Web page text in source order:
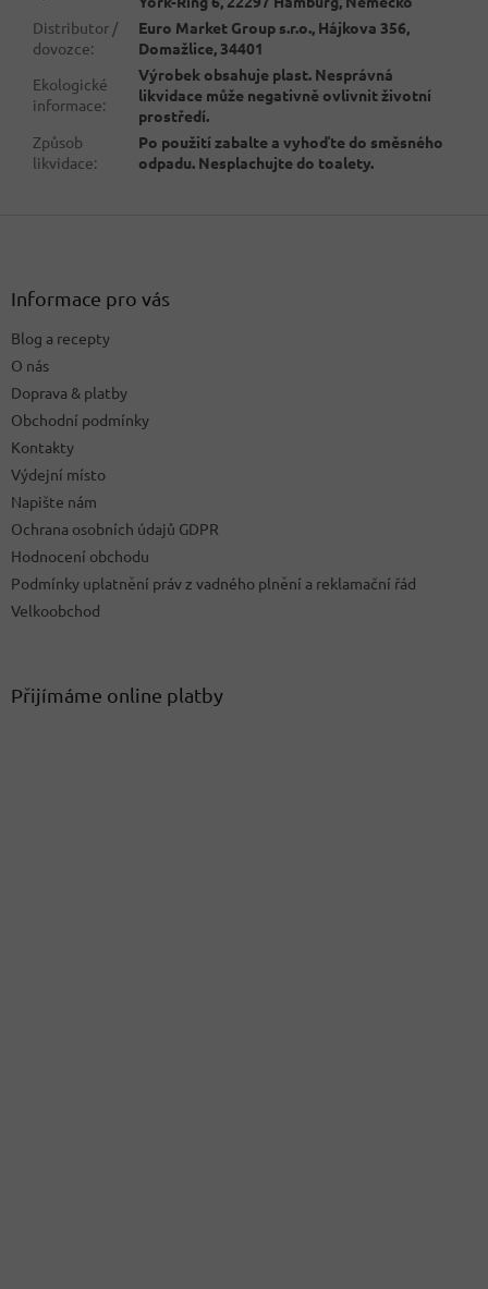
Distributor /
dovozce:
Euro Market Group s.r.o., Hájkova 356,
Domažlice, 34401
Ekologické
informace:
Výrobek obsahuje plast. Nesprávná
likvidace může negativně ovlivnit životní
prostředí.
Způsob
likvidace:
Po použití zabalte a vyhoďte do směsného
odpadu. Nesplachujte do toalety.
Informace pro vás
Blog a recepty
O nás
Doprava & platby
Obchodní podmínky
Kontakty
Výdejní místo
Napište nám
Ochrana osobních údajů GDPR
Hodnocení obchodu
Podmínky uplatnění práv z vadného plnění a reklamační řád
Velkoobchod
Přijímáme online platby